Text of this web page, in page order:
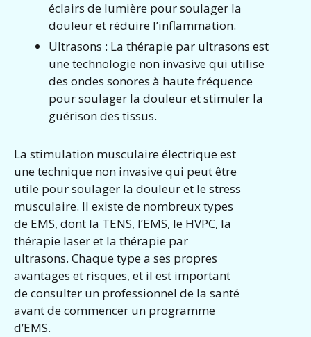
éclairs de lumière pour soulager la
douleur et réduire l’inflammation.
Ultrasons : La thérapie par ultrasons est
une technologie non invasive qui utilise
des ondes sonores à haute fréquence
pour soulager la douleur et stimuler la
guérison des tissus.
La stimulation musculaire électrique est
une technique non invasive qui peut être
utile pour soulager la douleur et le stress
musculaire. Il existe de nombreux types
de EMS, dont la TENS, l’EMS, le HVPC, la
thérapie laser et la thérapie par
ultrasons. Chaque type a ses propres
avantages et risques, et il est important
de consulter un professionnel de la santé
avant de commencer un programme
d’EMS.